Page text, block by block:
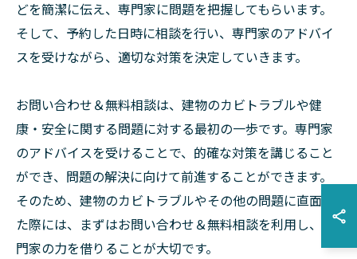
どを簡潔に伝え、専門家に問題を把握してもらいます。
そして、予約した日時に相談を行い、専門家のアドバイ
スを受けながら、適切な対策を決定していきます。
お問い合わせ＆無料相談は、建物のカビトラブルや健
康・安全に関する問題に対する最初の一歩です。専門家
のアドバイスを受けることで、的確な対策を講じること
ができ、問題の解決に向けて前進することができます。
そのため、建物のカビトラブルやその他の問題に直面し
た際には、まずはお問い合わせ＆無料相談を利用し、専
門家の力を借りることが大切です。